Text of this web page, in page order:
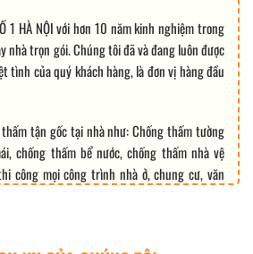
1 HÀ NỘI với hơn 10 năm kinh nghiệm trong
nhà trọn gói. Chúng tôi đã và đang luôn được
tình của quý khách hàng, là đơn vị hàng đầu
tận gốc tại nhà như: Chống thấm tường
chống thấm bể nước, chống thấm nhà vệ
công mọi công trình nhà ở, chung cư, văn